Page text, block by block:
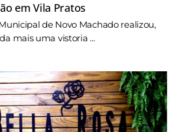
em Vila Pratos
de Novo Machado realizou,
mais uma vistoria ...